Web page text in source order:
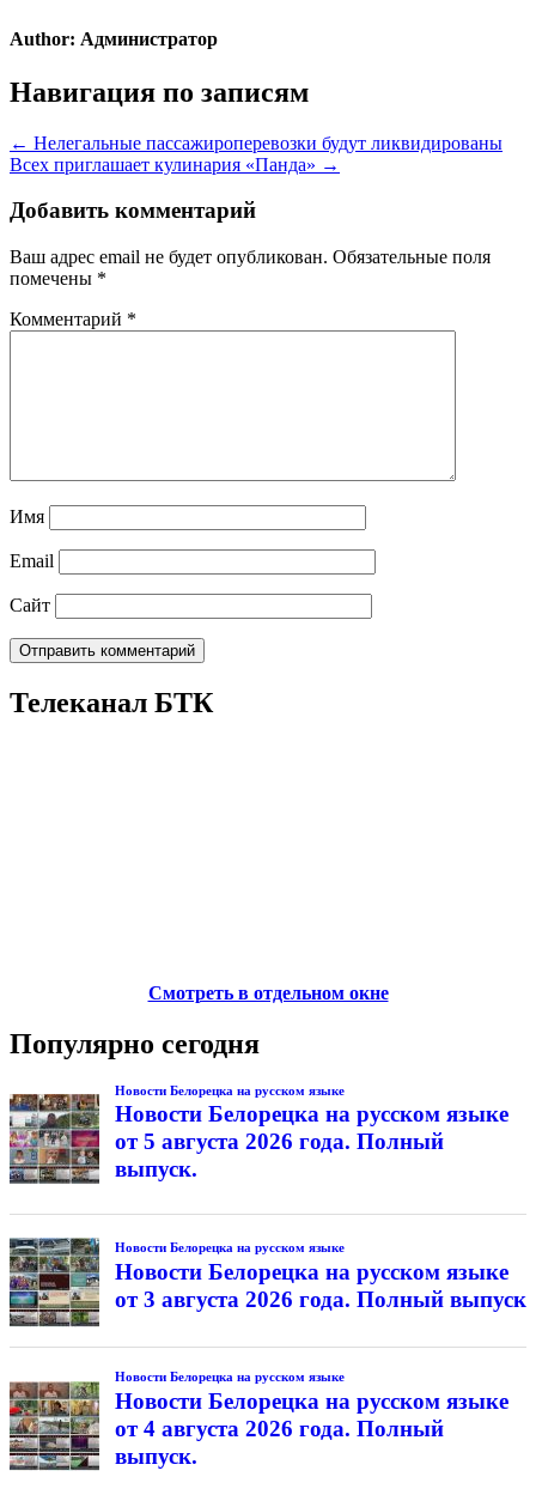
Author: Администратор
Навигация по записям
← Нелегальные пассажироперевозки будут ликвидированы
Всех приглашает кулинария «Панда» →
Добавить комментарий
Ваш адрес email не будет опубликован. Обязательные поля
помечены *
Комментарий *
Имя
Email
Сайт
Телеканал БТК
Смотреть в отдельном окне
Популярно сегодня
Новости Белорецка на русском языке
Новости Белорецка на русском языке
от 5 августа 2026 года. Полный
выпуск.
Новости Белорецка на русском языке
Новости Белорецка на русском языке
от 3 августа 2026 года. Полный выпуск
Новости Белорецка на русском языке
Новости Белорецка на русском языке
от 4 августа 2026 года. Полный
выпуск.